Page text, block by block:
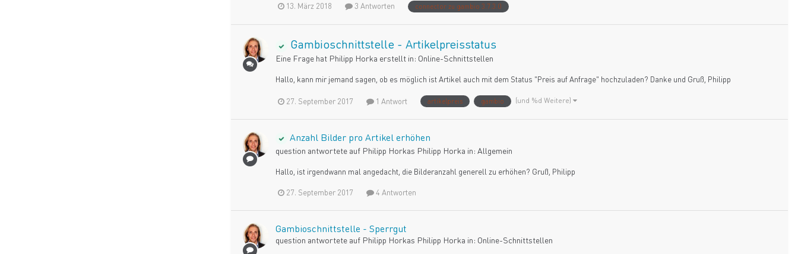
13. März 2018 3 Antworten connector zu gambio 3.7.3.0
Gambioschnittstelle - Artikelpreisstatus
Eine Frage hat Philipp Horka erstellt in: Online-Schnittstellen
Hallo, kann mir jemand sagen, ob es möglich ist Artikel auch mit dem Status "Preis auf Anfrage" hochzuladen? Danke und Gruß, Philipp
27. September 2017 1 Antwort artikelpreis gambio (und %d Weitere)
Anzahl Bilder pro Artikel erhöhen
question antwortete auf Philipp Horkas Philipp Horka in: Allgemein
Hallo, ist irgendwann mal angedacht, die Bilderanzahl generell zu erhöhen? Gruß, Philipp
27. September 2017 4 Antworten
Gambioschnittstelle - Sperrgut
question antwortete auf Philipp Horkas Philipp Horka in: Online-Schnittstellen